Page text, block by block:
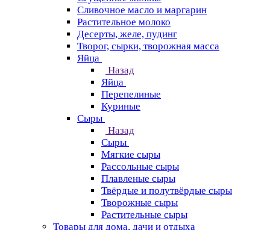
Сливочное масло и маргарин
Растительное молоко
Десерты, желе, пудинг
Творог, сырки, творожная масса
Яйца
Назад
Яйца
Перепелиные
Куриные
Сыры
Назад
Сыры
Мягкие сыры
Рассольные сыры
Плавленые сыры
Твёрдые и полутвёрдые сыры
Творожные сыры
Растительные сыры
Товары для дома, дачи и отдыха